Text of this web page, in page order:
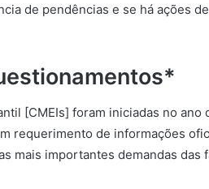
de pendências e se há ações
[CMEIs] foram iniciadas no
requerimento de informações
mais importantes demandas